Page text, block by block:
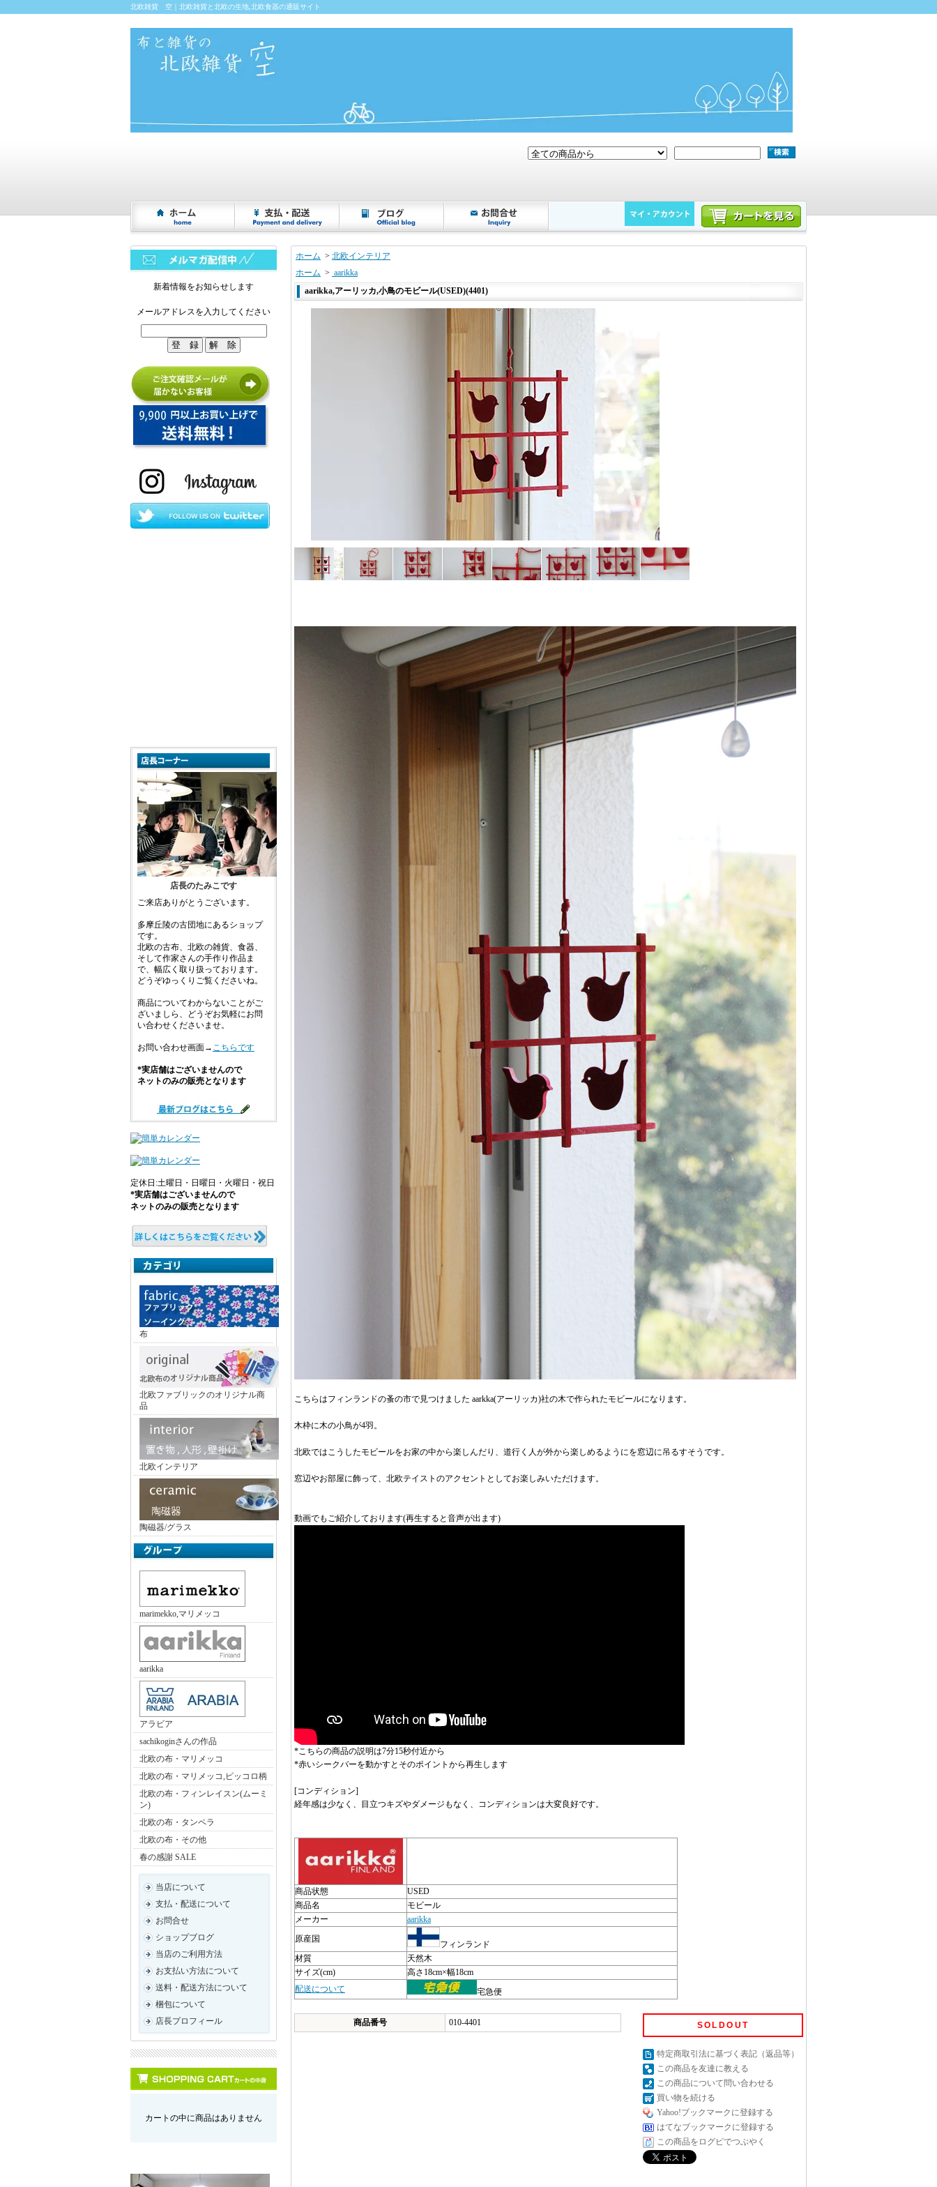
北欧雑貨 空｜北欧雑貨と北欧の生地,北欧食器の通販サイト
新着情報をお知らせします
メールアドレスを入力してください
店長のたみこです
ご来店ありがとうございます。
多摩丘陵の古団地にあるショップ
です。
北欧の古布、北欧の雑貨、食器、
そして作家さんの手作り作品ま
で、幅広く取り扱っております。
どうぞゆっくりご覧くださいね。
商品についてわからないことがご
ざいましら、どうぞお気軽にお問
い合わせくださいませ。
お問い合わせ画面→ こちらです
*実店舗はございませんので
ネットのみの販売となります
定休日:土曜日・日曜日・火曜日・祝日
*実店舗はございませんので
ネットのみの販売となります
布
北欧ファブリックのオリジナル商
品
北欧インテリア
陶磁器/グラス
marimekko,マリメッコ
aarikka
アラビア
sachikoginさんの作品
北欧の布・マリメッコ
北欧の布・マリメッコ,ピッコロ柄
北欧の布・フィンレイスン(ムーミ
ン)
北欧の布・タンペラ
北欧の布・その他
春の感謝 SALE
当店について
支払・配送について
お問合せ
ショップブログ
当店のご利用方法
お支払い方法について
送料・配送方法について
梱包について
店長プロフィール
カートの中に商品はありません
ホーム > 北欧インテリア
ホーム > aarikka
aarikka,アーリッカ,小鳥のモビール(USED)(4401)
こちらはフィンランドの蚤の市で見つけました aarkka(アーリッカ)社の木で作られたモビールになります。
木枠に木の小鳥が4羽。
北欧ではこうしたモビールをお家の中から楽しんだり、道行く人が外から楽しめるようにを窓辺に吊るすそうです。
窓辺やお部屋に飾って、北欧テイストのアクセントとしてお楽しみいただけます。
動画でもご紹介しております(再生すると音声が出ます)
*こちらの商品の説明は7分15秒付近から
*赤いシークバーを動かすとそのポイントから再生します
[コンディション]
経年感は少なく、目立つキズやダメージもなく、コンディションは大変良好です。
商品状態
USED
商品名
モビール
メーカー
aarikka
原産国
フィンランド
材質
天然木
サイズ(cm)
高さ18cm×幅18cm
配送について
宅急便
商品番号 010-4401 SOLDOUT
特定商取引法に基づく表記（返品等）
この商品を友達に教える
この商品について問い合わせる
買い物を続ける
Yahoo!ブックマークに登録する
はてなブックマークに登録する
この商品をログピでつぶやく